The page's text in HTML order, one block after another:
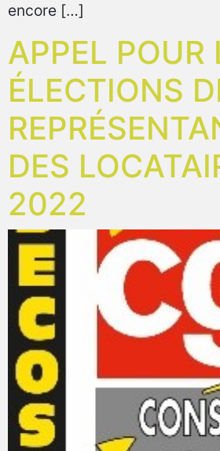
encore […]
APPEL POUR
ÉLECTIONS
DES
2022